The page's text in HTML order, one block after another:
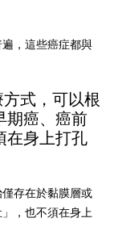
，這些癌症都與
存在於黏膜層或
，也不須在身上